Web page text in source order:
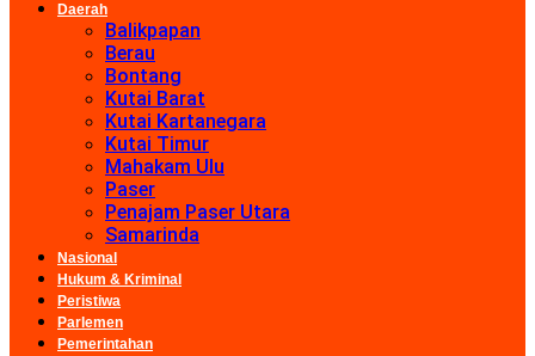
Daerah
Balikpapan
Berau
Bontang
Kutai Barat
Kutai Kartanegara
Kutai Timur
Mahakam Ulu
Paser
Penajam Paser Utara
Samarinda
Nasional
Hukum & Kriminal
Peristiwa
Parlemen
Pemerintahan